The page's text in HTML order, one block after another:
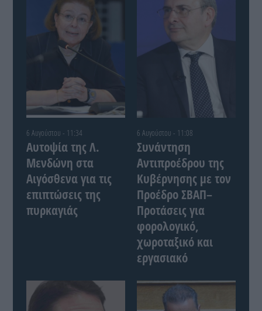
6 Αυγούστου - 11:34
Αυτοψία της Λ.
Μενδώνη στα
Αιγόσθενα για τις
επιπτώσεις της
πυρκαγιάς
6 Αυγούστου - 11:08
Συνάντηση
Αντιπροέδρου της
Κυβέρνησης με τον
Προέδρο ΣΒΑΠ–
Προτάσεις για
φορολογικό,
χωροταξικό και
εργασιακό